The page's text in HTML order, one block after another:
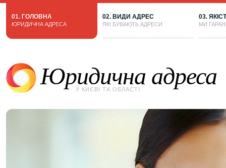
01. ГОЛОВНА
ЮРИДИЧНА АДРЕСА
02. ВИДИ АДРЕС
ЯКІ БУВАЮТЬ АДРЕСИ
03.
МИ
Юридична адреса
У КИЄВІ ТА ОБЛАСТІ